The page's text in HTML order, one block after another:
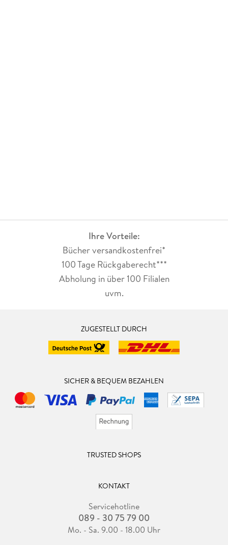
Ihre Vorteile:
Bücher versandkostenfrei*
100 Tage Rückgaberecht***
Abholung in über 100 Filialen
uvm.
ZUGESTELLT DURCH
SICHER & BEQUEM BEZAHLEN
TRUSTED SHOPS
KONTAKT
Servicehotline
089 - 30 75 79 00
Mo. - Sa. 9.00 - 18.00 Uhr